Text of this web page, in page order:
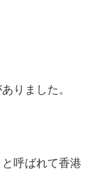
りました。
呼ばれて香港